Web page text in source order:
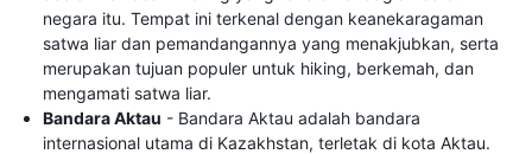
negara itu. Tempat ini terkenal dengan keanekaragaman
satwa liar dan pemandangannya yang menakjubkan, serta
merupakan tujuan populer untuk hiking, berkemah, dan
mengamati satwa liar.
Bandara Aktau - Bandara Aktau adalah bandara
internasional utama di Kazakhstan, terletak di kota Aktau.